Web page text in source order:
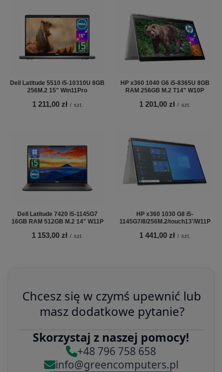
Dell Latitude 5510 i5-10310U 8GB
256M.2 15" Win11Pro
1 211,00 zł / szt.
HP x360 1040 G6 i5-8365U 8GB
RAM 256GB M.2 T14" W10P
1 201,00 zł / szt.
Dell Latitude 7420 i5-1145G7
16GB RAM 512GB M.2 14" W11P
1 153,00 zł / szt.
HP x360 1030 G8 i5-
1145G7/8/256M.2/touch13'/W11P
1 441,00 zł / szt.
Chcesz się w czymś upewnić lub
masz dodatkowe pytanie?
Skorzystaj z naszej pomocy!
+48 796 758 658
info@greencomputers.pl